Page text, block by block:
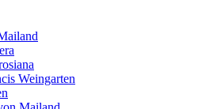
Weingarten